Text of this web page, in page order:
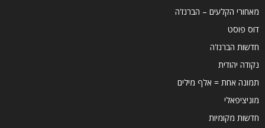
מאחורי הקלעים – הברנז'ה
דוס פוסט
חדשות הברנז'ה
נקודה יהודית
תמונה אחת = אלף מילים
מוניציפאלי
חדשות מקומיות